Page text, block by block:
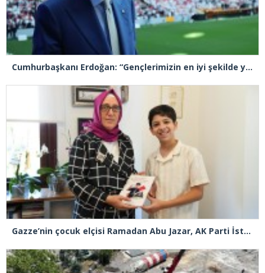
Cumhurbaşkanı Erdoğan: “Gençlerimizin en iyi şekilde yetişmeniz için tüm gücümüzle çalışıyoruz”
Gazze’nin çocuk elçisi Ramadan Abu Jazar, AK Parti İstanbul İl Başkanlığını ziyaret etti